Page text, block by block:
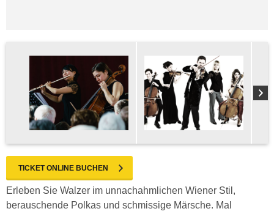
TICKET ONLINE BUCHEN
Erleben Sie Walzer im unnachahmlichen Wiener Stil,
berauschende Polkas und schmissige Märsche. Mal